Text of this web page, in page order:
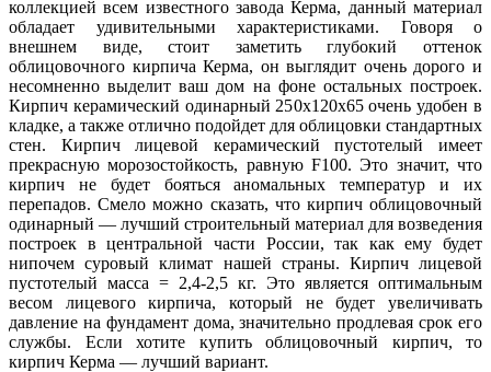
коллекцией всем известного завода Керма, данный материал
обладает удивительными характеристиками. Говоря о
внешнем виде, стоит заметить глубокий оттенок
облицовочного кирпича Керма, он выглядит очень дорого и
несомненно выделит ваш дом на фоне остальных построек.
Кирпич керамический одинарный 250х120х65 очень удобен в
кладке, а также отлично подойдет для облицовки стандартных
стен. Кирпич лицевой керамический пустотелый имеет
прекрасную морозостойкость, равную F100. Это значит, что
кирпич не будет бояться аномальных температур и их
перепадов. Смело можно сказать, что кирпич облицовочный
одинарный — лучший строительный материал для возведения
построек в центральной части России, так как ему будет
нипочем суровый климат нашей страны. Кирпич лицевой
пустотелый масса = 2,4-2,5 кг. Это является оптимальным
весом лицевого кирпича, который не будет увеличивать
давление на фундамент дома, значительно продлевая срок его
службы. Если хотите купить облицовочный кирпич, то
кирпич Керма — лучший вариант.